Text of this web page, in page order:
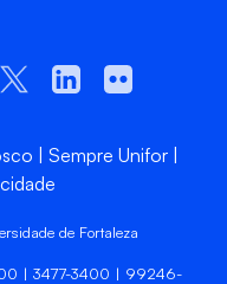
Sempre Unifor
de Fortaleza
| 3477-3400 | 99246-